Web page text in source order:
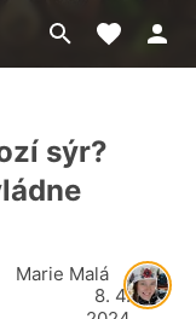
Přejít
na
Moje
sýr?
Marie Malá
8. 4.